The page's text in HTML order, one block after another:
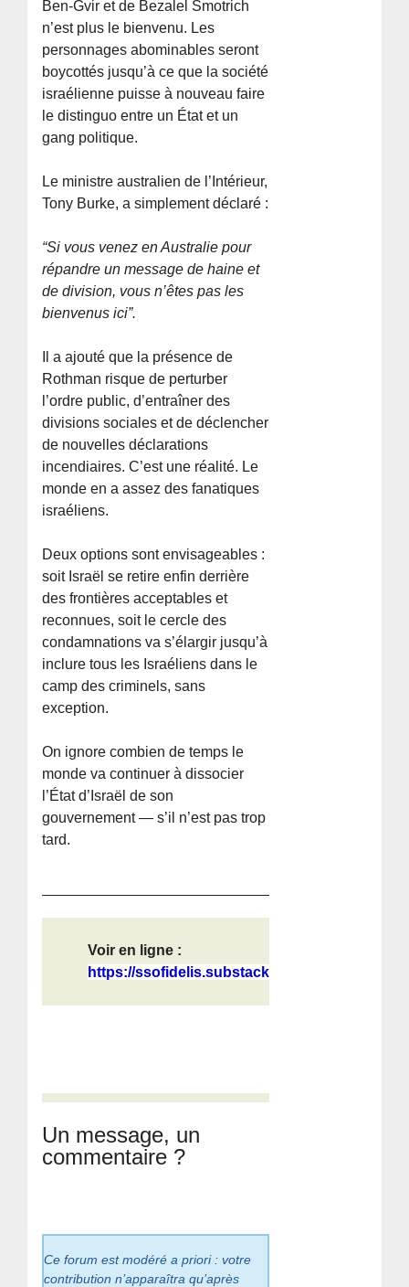
Ben-Gvir et de Bezalel Smotrich
n’est plus le bienvenu. Les
personnages abominables seront
boycottés jusqu’à ce que la société
israélienne puisse à nouveau faire
le distinguo entre un État et un
gang politique.
Le ministre australien de l’Intérieur,
Tony Burke, a simplement déclaré :
“Si vous venez en Australie pour
répandre un message de haine et
de division, vous n’êtes pas les
bienvenus ici”.
Il a ajouté que la présence de
Rothman risque de perturber
l’ordre public, d’entraîner des
divisions sociales et de déclencher
de nouvelles déclarations
incendiaires. C’est une réalité. Le
monde en a assez des fanatiques
israéliens.
Deux options sont envisageables :
soit Israël se retire enfin derrière
des frontières acceptables et
reconnues, soit le cercle des
condamnations va s’élargir jusqu’à
inclure tous les Israéliens dans le
camp des criminels, sans
exception.
On ignore combien de temps le
monde va continuer à dissocier
l’État d’Israël de son
gouvernement — s’il n’est pas trop
tard.
Voir en ligne :
https://ssofidelis.substack.com/p/n...
Un message, un
commentaire ?
Ce forum est modéré a priori : votre
contribution n’apparaîtra qu’après